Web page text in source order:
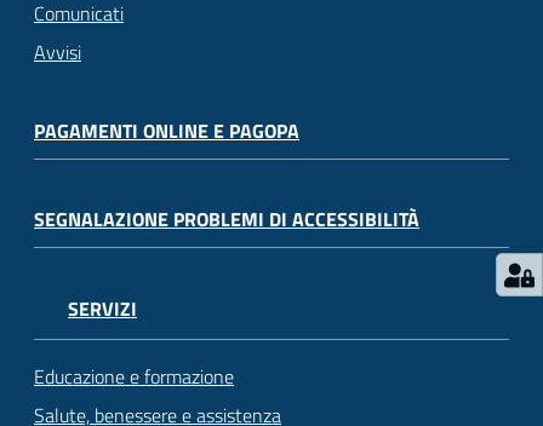
Comunicati
Avvisi
PAGAMENTI ONLINE E PAGOPA
SEGNALAZIONE PROBLEMI DI ACCESSIBILITÀ
SERVIZI
Educazione e formazione
Salute, benessere e assistenza